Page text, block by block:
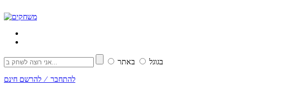
בגוגל באתר
להתחבר ⁄ להרשם חינם